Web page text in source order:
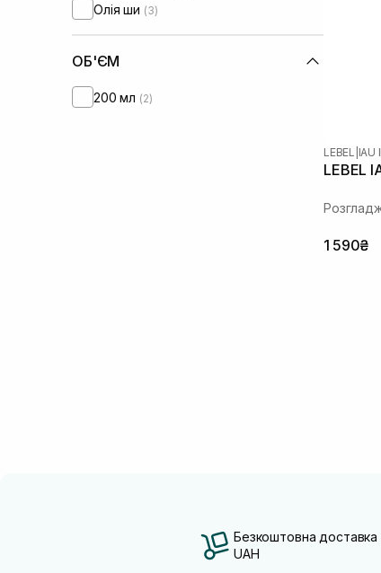
Олія ши (3)
ОБ'ЄМ
200 мл (2)
LEBEL IAU
LEBEL
1 590₴
Безкоштовна доставка
UAH